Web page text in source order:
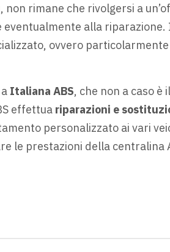
rimane che rivolgersi a
eventualmente alla riparazione.
ovvero
Italiana ABS, che non a caso
effettua riparazioni e
personalizzato ai vari
le prestazioni della centralina